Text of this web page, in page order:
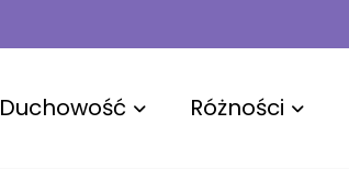
Duchowość Różności